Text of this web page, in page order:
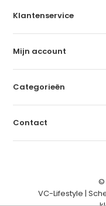
Klantenservice
Mijn account
Categorieën
Contact
©
VC-Lifestyle |